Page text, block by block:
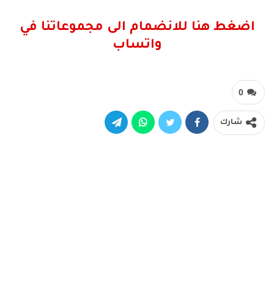
اضغط هنا للانضمام الى مجموعاتنا في
واتساب
0
شارك